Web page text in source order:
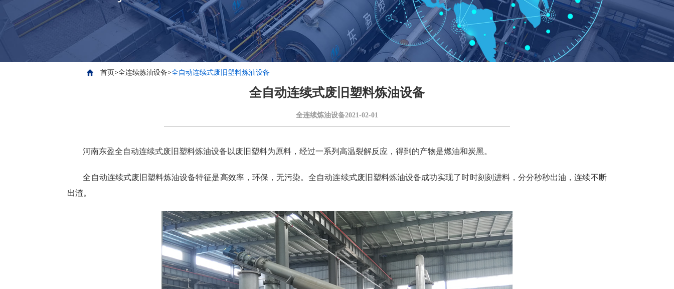
首页>全连续炼油设备>全自动连续式废旧塑料炼油设备
全自动连续式废旧塑料炼油设备
全连续炼油设备2021-02-01
河南东盈全自动连续式废旧塑料炼油设备以废旧塑料为原料，经过一系列高温裂解反应，得到的产物是燃油和炭黑。
全自动连续式废旧塑料炼油设备特征是高效率，环保，无污染。全自动连续式废旧塑料炼油设备成功实现了时时刻刻进料，分分秒秒出油，连续不断
出渣。